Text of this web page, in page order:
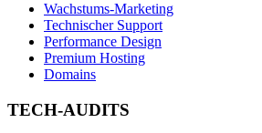
Wachstums-Marketing
Technischer Support
Performance Design
Premium Hosting
Domains
TECH-AUDITS